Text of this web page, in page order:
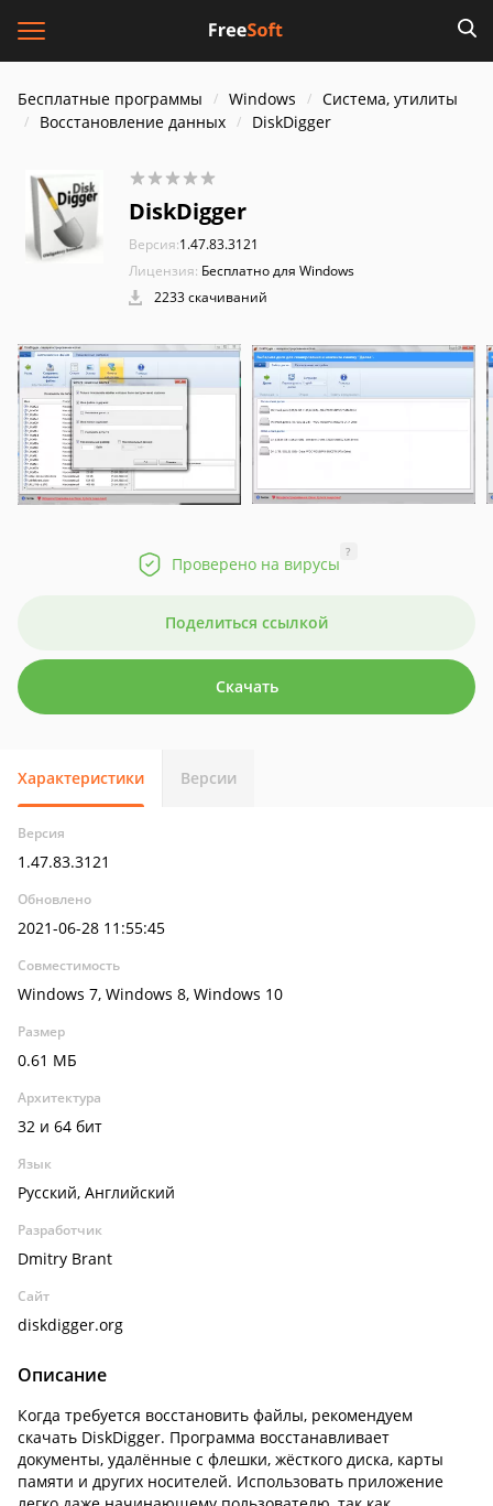
Бесплатные программы Windows
Система, утилиты
Восстановление данных
DiskDigger
DiskDigger
Версия:1.47.83.3121
Лицензия: Бесплатно для Windows
2233 скачиваний
Проверено на вирусы
?
Поделиться ссылкой
Скачать
Характеристики Версии
Версия
1.47.83.3121
Обновлено
2021-06-28 11:55:45
Совместимость
Windows 7, Windows 8, Windows 10
Размер
0.61 МБ
Архитектура
32 и 64 бит
Язык
Русский, Английский
Разработчик
Dmitry Brant
Сайт
diskdigger.org
Описание
Когда требуется восстановить файлы, рекомендуем
скачать DiskDigger. Программа восстанавливает
документы, удалённые с флешки, жёсткого диска, карты
памяти и других носителей. Использовать приложение